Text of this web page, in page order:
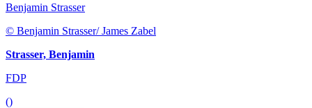
Benjamin Strasser
© Benjamin Strasser/ James Zabel
Strasser, Benjamin
FDP
()